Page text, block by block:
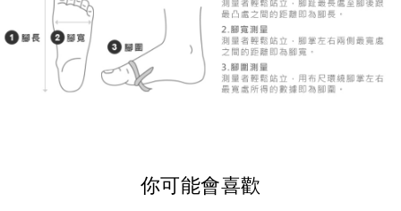
你可能會喜歡